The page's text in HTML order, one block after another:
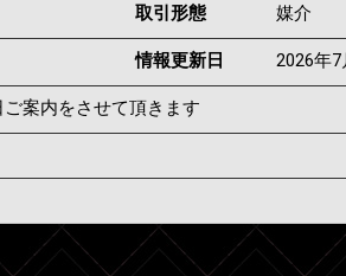
取引形態 媒介
情報更新日 2026年
案内をさせて頂きます